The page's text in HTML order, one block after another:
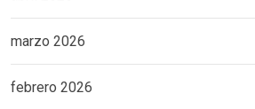
marzo 2026
febrero 2026